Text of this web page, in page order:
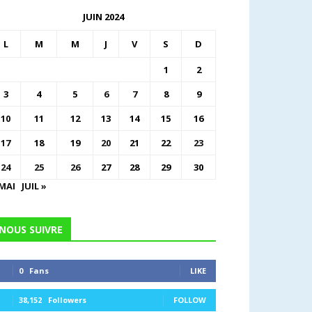
JUIN 2024
L M M J V S D
1
2
3
4 5 6 7 8
9
10
11 12 13 14 15
16
17
18 19 20 21 22
23
24
25 26 27 28 29
30
JUIL »
SUIVRE
0 Fans LIKE
38,152 Followers FOLLOW